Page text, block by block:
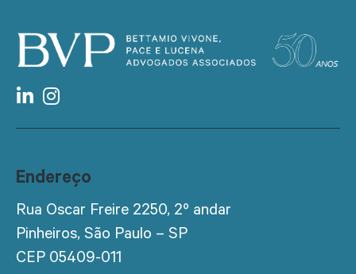
Endereço
Rua Oscar Freire 2250, 2º andar
Pinheiros, São Paulo – SP
CEP 05409-011